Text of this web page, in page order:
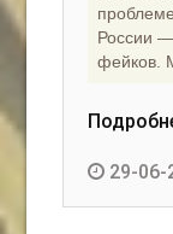
России
фейков.
29-06-